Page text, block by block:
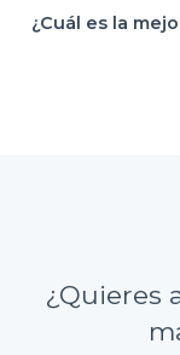
¿Cuál es la
¿Quieres